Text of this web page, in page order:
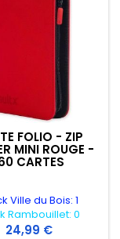
FOLIO - ZIP
MINI ROUGE -
CARTES
Ville du Bois: 1
Rambouillet: 0
24,99 €